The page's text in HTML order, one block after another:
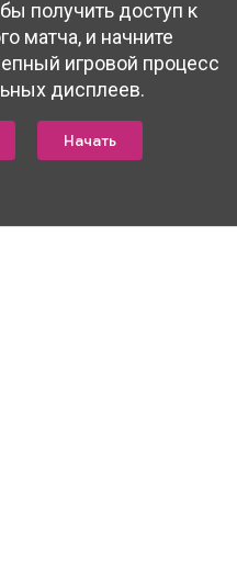
получить доступ к
матча, и начните
игровой процесс
дисплеев.
Начать